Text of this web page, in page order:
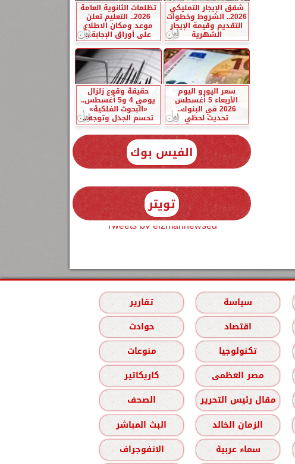
شقق الإيجار التمليكي
2026.. الشروط وخطوات
التقديم وقيمة الإيجار
الشهرية
تظلمات الثانوية العامة
2026.. التعليم تعلن
موعد ومكان الاطلاع
على أوراق الإجابة...
سعر اليورو اليوم
الأربعاء 5 أغسطس
2026 في البنوك..
تحديث لحظي
حقيقة وقوع زلزال
يومي 4 و5 أغسطس..
«البحوث الفلكية»
تحسم الجدل وتوجه...
الفيس بوك
تويتر
Tweets by elzmannewseg
سياسة
تقارير
اقتصاد
حوادث
تكنولوجيا
منوعات
مصر العظمى
كاريكاتير
مقال رئيس التحرير
الصحف
الزمان الخالد
البث المباشر
سماء عربية الانفوجراف